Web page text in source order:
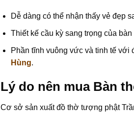
Dễ dàng có thể nhận thấy vẻ đẹp
Thiết kế cầu kỳ sang trọng của
Phần tĩnh vuông vức và tinh tế với
Hùng.
Lý do nên mua Bàn
Cơ sở sản xuất đồ thờ tượng phật